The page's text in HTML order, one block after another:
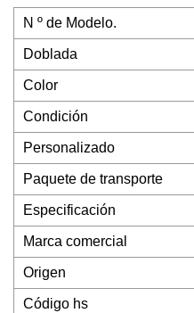
N º de Modelo.
Doblada
Color
Condición
Personalizado
Paquete de transporte
Especificación
Marca comercial
Origen
Código hs